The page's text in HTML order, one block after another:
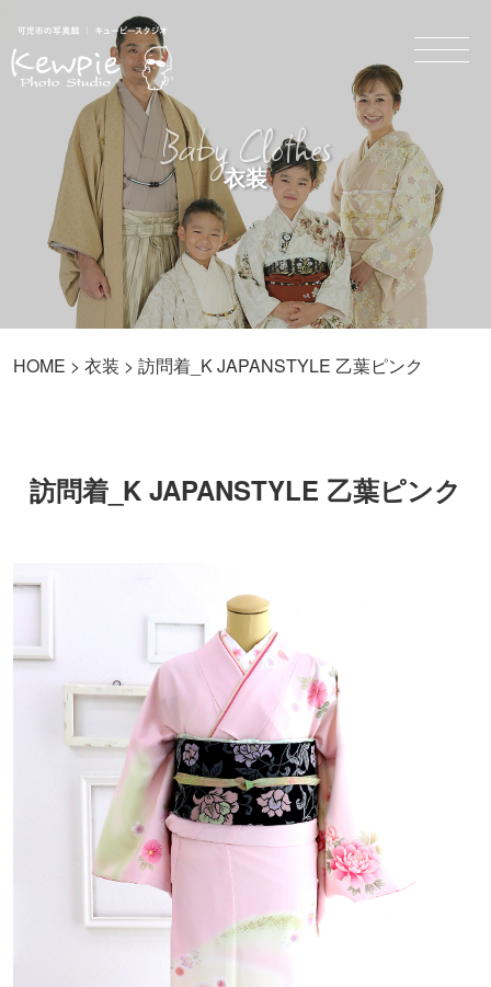
Baby Clothes
衣装
HOME > 衣装 > 訪問着_K JAPANSTYLE 乙葉ピンク
訪問着_K JAPANSTYLE 乙葉ピンク